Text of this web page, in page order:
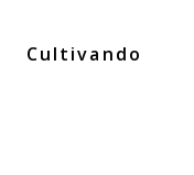
Cultivando